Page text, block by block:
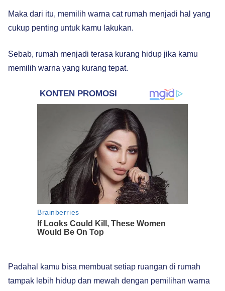
Maka dari itu, memilih warna cat rumah menjadi hal yang
cukup penting untuk kamu lakukan.
Sebab, rumah menjadi terasa kurang hidup jika kamu
memilih warna yang kurang tepat.
Padahal kamu bisa membuat setiap ruangan di rumah
tampak lebih hidup dan mewah dengan pemilihan warna